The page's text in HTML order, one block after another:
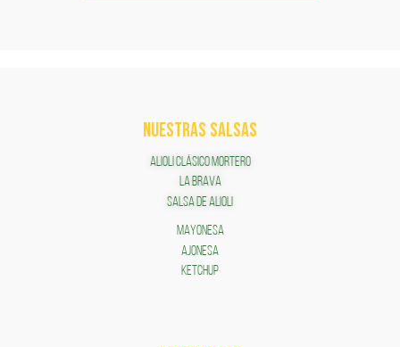
NUESTRAS SALSAS
ALIOLI CLÁSICO MORTERO
LA BRAVA
SALSA DE ALIOLI
MAYONESA
AJONESA
KETCHUP